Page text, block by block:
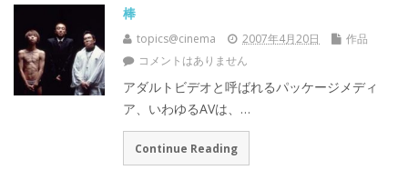
棒
topics@cinema 2007年4月20日
作品
コメントはありません
アダルトビデオと呼ばれるパッケージメディ
ア、いわゆるAVは、…
Continue Reading